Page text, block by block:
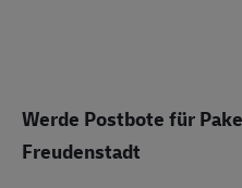
Werde Postbote für
Freudenstadt